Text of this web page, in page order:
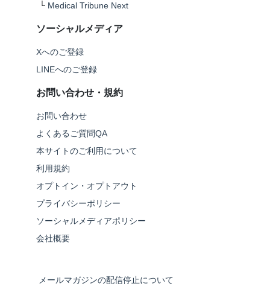
└ Medical Tribune Next
ソーシャルメディア
Xへのご登録
LINEへのご登録
お問い合わせ・規約
お問い合わせ
よくあるご質問QA
本サイトのご利用について
利用規約
オプトイン・オプトアウト
プライバシーポリシー
ソーシャルメディアポリシー
会社概要
メールマガジンの配信停止について